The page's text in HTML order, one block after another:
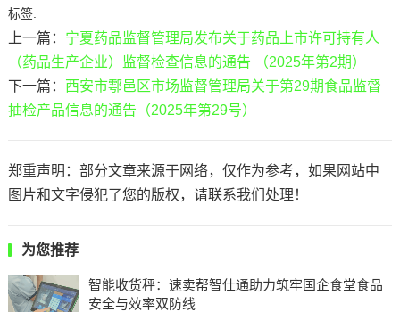
标签:
上一篇： 宁夏药品监督管理局发布关于药品上市许可持有人
（药品生产企业）监督检查信息的通告 （2025年第2期）
下一篇： 西安市鄠邑区市场监督管理局关于第29期食品监督
抽检产品信息的通告（2025年第29号）
郑重声明：部分文章来源于网络，仅作为参考，如果网站中
图片和文字侵犯了您的版权，请联系我们处理！
为您推荐
智能收货秤：速卖帮智仕通助力筑牢国企食堂食品
安全与效率双防线